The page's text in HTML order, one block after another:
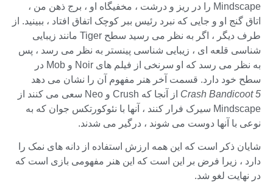
Mindscape را در ریز و درشت ، مخفیگاه او ، برج ذهن من ،
اتاق گنج او و جایی که نبرد رئیس ببر کوچک اتفاق افتاد ، ببینید. از
طرف دیگر ، اگر به نظر می رسید سطح Tiger مانند زیبایی
شناسی قلعه ای ، زیبایی شناسی پینستر به نظر می رسد ، پس
به نظر می رسد که او سرنخی از فیلم های Noir و Mob در
سطح خود دارد. قسمت آخر هنر مفهوم آن را نشان می دهد
Crash Bandicoot 5
از آنجا که Crush و Neo سعی می کنند از
Mindscape سیرک فرار کنند ، آنها با نئوکورتکس جوان که به
نوعی با آنها دوست می شوند ، درگیر می شدند.
شایان ذکر است که این همه ارزش استفاده از دانه های نمک را
دارد ، زیرا فرض بر این است که این هنر مفهومی بازی است که
در نهایت لغو شد.